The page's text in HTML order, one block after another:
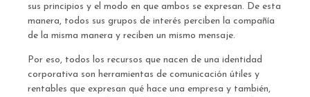
sus principios y el modo en que ambos se expresan. De esta
manera, todos sus grupos de interés perciben la compañía
de la misma manera y reciben un mismo mensaje.
Por eso, todos los recursos que nacen de una identidad
corporativa son herramientas de comunicación útiles y
rentables que expresan qué hace una empresa y también,